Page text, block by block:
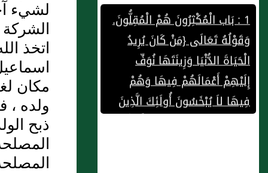
وَقَوْلُهُ تَعَالَى {مَنْ كَانَ يُرِيدُ
الْحَيَاةَ الدُّنْيَا وَزِينَتَهَا نُوَفِّ
إِلَيْهِمْ أَعْمَالَهُمْ فِيهَا وَهُمْ
فِيهَا لاَ يُبْخَسُونَ أُولَئِكَ الَّذِينَ
لَيْسَ لَهُمْ فِي الْآخِرَةِ إِلاَّ النَّارُ
وَحَبِطَ مَا صَنَعُوا فِيهَا وَبَاطِلٌ مَا
لشيء
الشركة
اتخذ
مكان
ولده ،
ذبح